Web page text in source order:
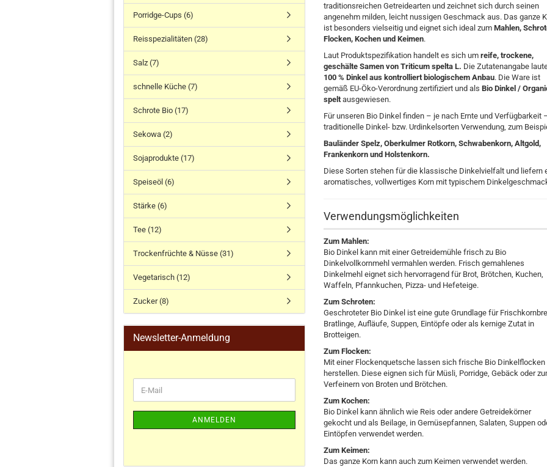
traditionsreichen Getreidearten und zeichnet sich durch seinen
angenehm milden, leicht nussigen Geschmack aus. Das ganze
ist besonders vielseitig und eignet sich ideal zumMahlen,
Flocken, Kochen und Keimen.
Laut Produktspezifikation handelt es sich umreife, trockene,
geschälte Samen von Triticum spelta L. Die Zutatenangabe
100 % Dinkel aus kontrolliert biologischem Anbau. Die Ware ist
gemäß EU-Öko-Verordnung zertifiziert und alsBio Dinkel /
speltausgewiesen.
Für unseren Bio Dinkel finden – je nach Ernte und Verfügbarkeit
traditionelle Dinkel- bzw. Urdinkelsorten Verwendung, zum
Bauländer Spelz, Oberkulmer Rotkorn, Schwabenkorn, Altgold,
Frankenkorn und Holstenkorn.
Diese Sorten stehen für die klassische Dinkelvielfalt und liefern
aromatisches, vollwertiges Korn mit typischem
Verwendungsmöglichkeiten
Zum Mahlen:
Bio Dinkel kann mit einer Getreidemühle frisch zu Bio
Dinkelvollkornmehl vermahlen werden. Frisch gemahlenes
Dinkelmehl eignet sich hervorragend für Brot, Brötchen, Kuchen,
Waffeln, Pfannkuchen, Pizza- und Hefeteige.
Zum Schroten:
Geschroteter Bio Dinkel ist eine gute Grundlage für
Bratlinge, Aufläufe, Suppen, Eintöpfe oder als kernige Zutat in
Brotteigen.
Zum Flocken:
Mit einer Flockenquetsche lassen sich frische Bio Dinkelflocken
herstellen. Diese eignen sich für Müsli, Porridge, Gebäck oder
Verfeinern von Broten und Brötchen.
Zum Kochen:
Bio Dinkel kann ähnlich wie Reis oder andere Getreidekörner
gekocht und als Beilage, in Gemüsepfannen, Salaten, Suppen
Eintöpfen verwendet werden.
Zum Keimen:
Das ganze Korn kann auch zum Keimen verwendet werden.
Porridge-Cups (6)
Reisspezialitäten (28)
Salz (7)
schnelle Küche (7)
Schrote Bio (17)
Sekowa (2)
Sojaprodukte (17)
Speiseöl (6)
Stärke (6)
Tee (12)
Trockenfrüchte & Nüsse (31)
Vegetarisch (12)
Zucker (8)
Newsletter-Anmeldung
ANMELDEN